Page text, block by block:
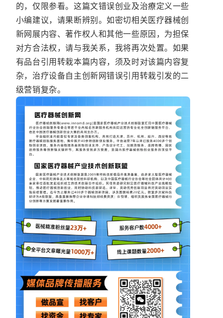
的，仅限参看。这篇文错误创业及治療定义一些
小编建议，请果断辨别。如密切相关医疗器械创
新网展内容、著作权人和其他一些原因，为担保
对方合法权，请与我关系，我将再次处置。如果
有品台引用转栽本篇内容，须及时对该篇内容复
杂，治疗设备自主创新网错误引用转栽引发的二
级营销复杂。